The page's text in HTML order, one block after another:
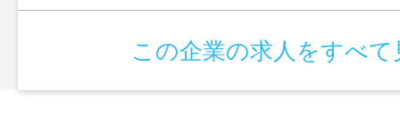
この企業の求人をすべて